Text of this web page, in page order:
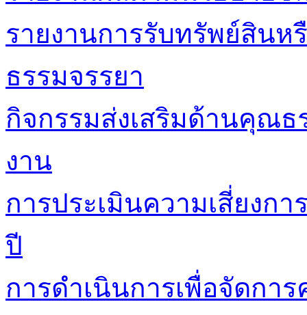
รายงานการรับทรัพย์สินห
ธรรมจรรยา
กิจกรรมส่งเสริมด้านคุณธ
งาน
การประเมินความเสี่ยงก
ปี
การดำเนินการเพื่อจัดกา